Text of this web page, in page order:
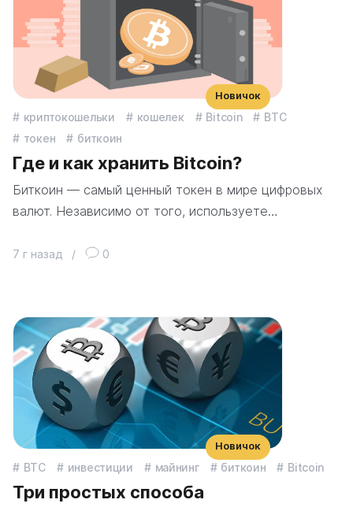
криптокошельки кошелек Bitcoin
BTC
токен
биткоин
Где и как хранить Bitcoin?
Биткоин — самый ценный токен в мире цифровых
валют. Независимо от того, используете…
7 г назад / 0
Новичок
BTC инвестиции майнинг биткоин Bitcoin
Три простых способа
Новичок